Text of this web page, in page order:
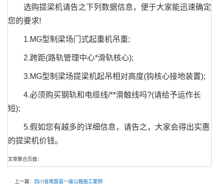
选购提梁机请告之下列数据信息，便于大家能迅速确定
您的要求!
1.MG型制梁场门式起重机吊重;
2.跨距(路轨管理中心*滑轨核心);
3.MG型制梁场提梁机起吊相对高度(钩核心接地装置);
4.必须购买钢轨和电缆线/**滑触线吗?(请给予运作长
短);
5.假如您有越多的详细信息，请告之，大家会得出实惠
的提梁机价钱。
文章聚合页面：
上一篇： 四川省南部县一级公路施工案例